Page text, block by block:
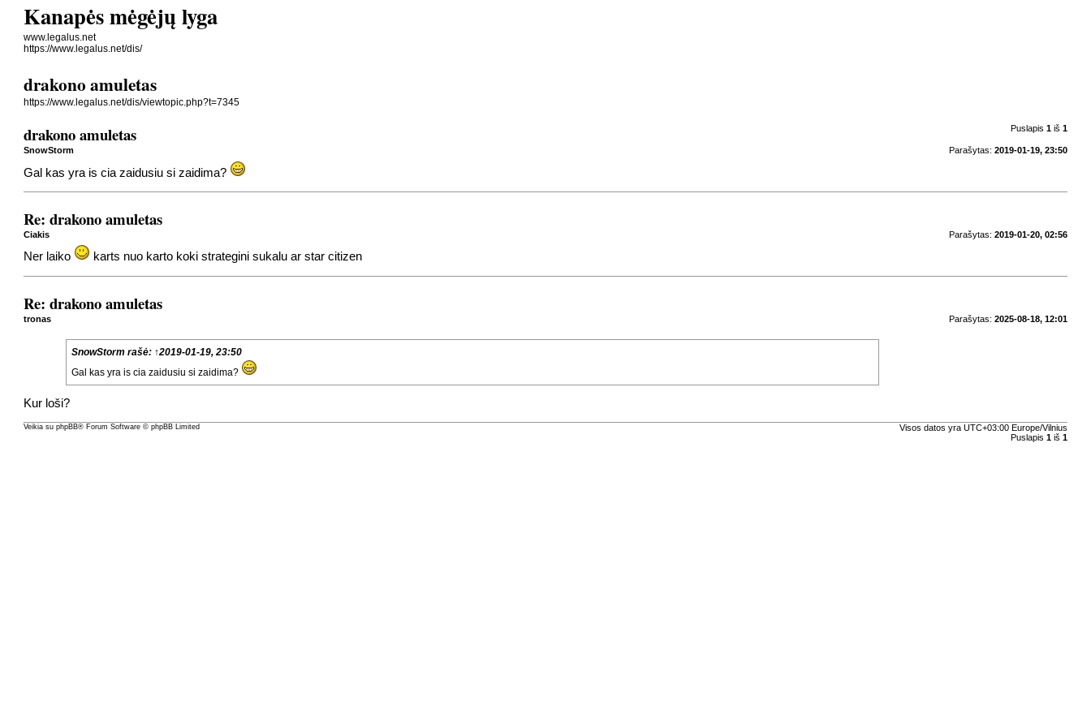
Kanapės mėgėjų lyga
www.legalus.net
https://www.legalus.net/dis/
drakono amuletas
https://www.legalus.net/dis/viewtopic.php?t=7345
Puslapis 1iš 1
drakono amuletas
Parašytas: 2019-01-19, 23:50
SnowStorm
Gal kas yra is cia zaidusiu si zaidima?
Re: drakono amuletas
Parašytas: 2019-01-20, 02:56
Ciakis
Ner laiko karts nuo karto koki strategini sukalu ar star citizen
Re: drakono amuletas
Parašytas: 2025-08-18, 12:01
tronas
SnowStormrašė: ↑2019-01-19, 23:50
Gal kas yra is cia zaidusiu si zaidima?
Kur loši?
Visos datos yra UTC+03:00 Europe/Vilnius
Puslapis 1iš 1
Veikia suphpBB® Forum Software © phpBB Limited